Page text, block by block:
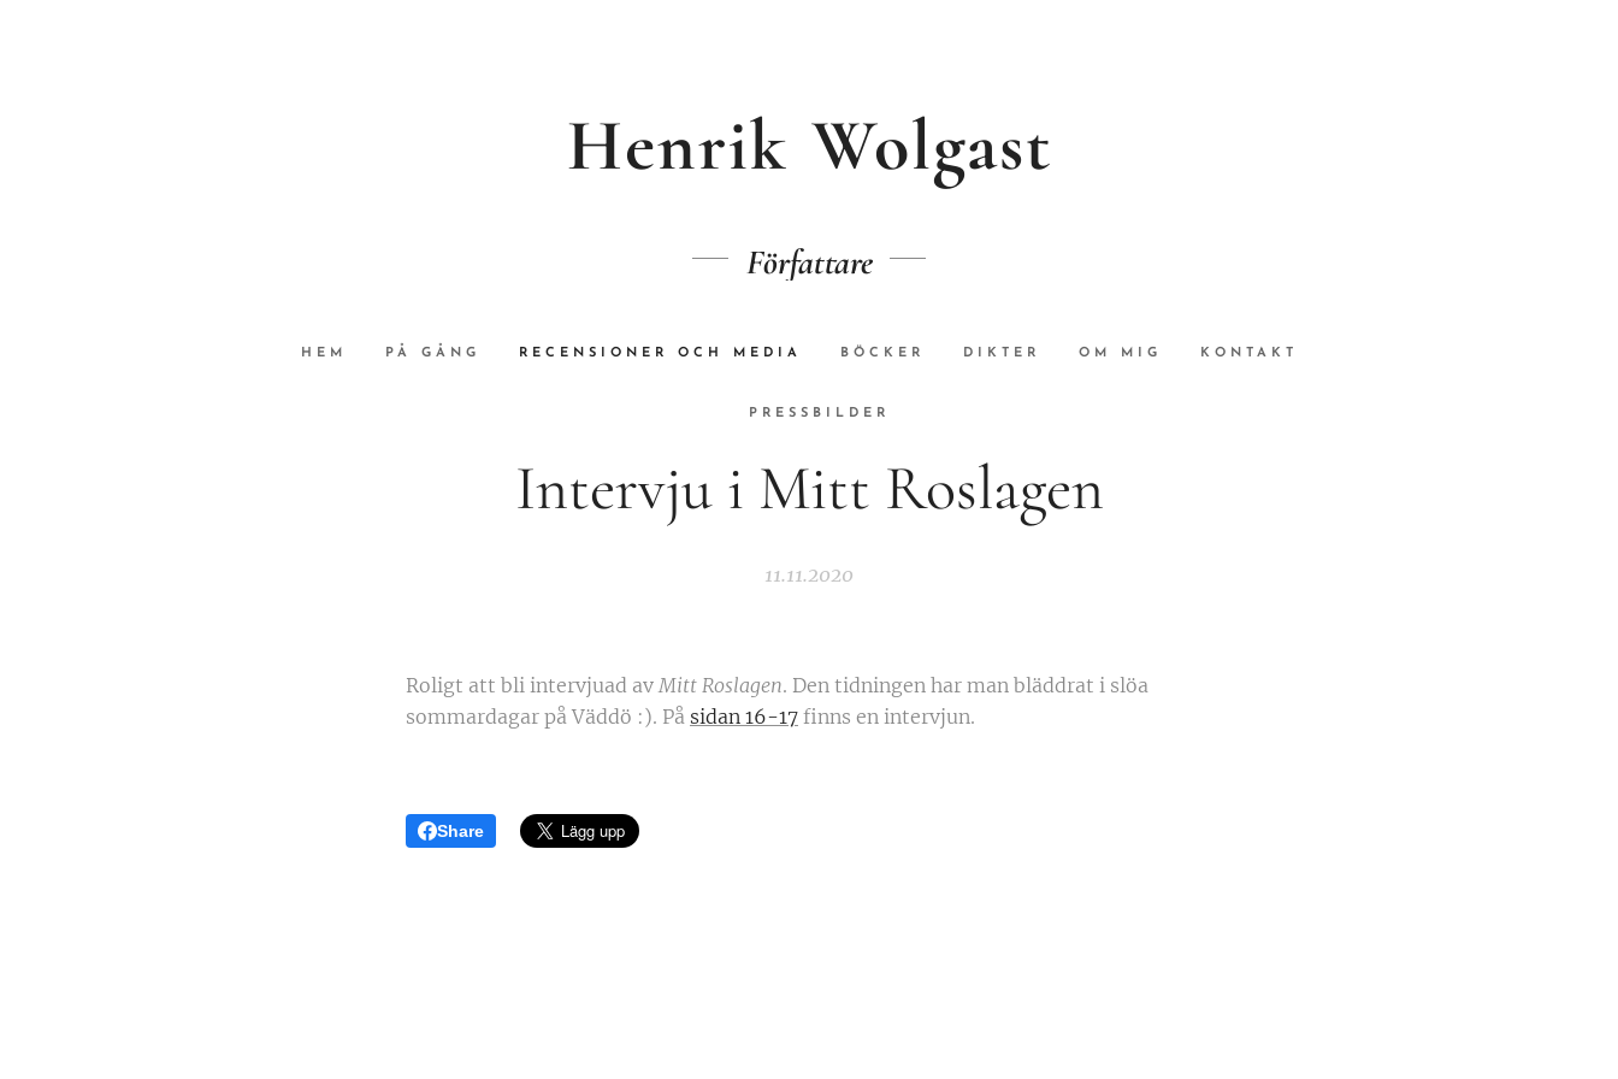
Henrik Wolgast
Författare
HEM PÅ GÅNG RECENSIONER OCH MEDIA BÖCKER DIKTER OM MIG KONTAKT
PRESSBILDER
Intervju i Mitt Roslagen
11.11.2020
Roligt att bli intervjuad avMitt Roslagen. Den tidningen har man bläddrat i slöa
sommardagar på Väddö :). På sidan 16-17 finns en intervjun.
Share